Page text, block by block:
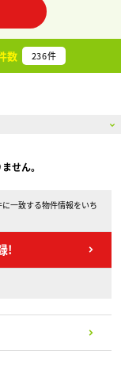
数 236件
せん。
一致する物件情報をいち
!